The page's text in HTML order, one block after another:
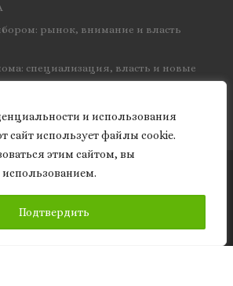
и использования
сайт использует файлы cookie.
этим сайтом, вы
использованием.
Подтвердить
рынок, внимание и власть
специализация, власть и новые
of science– Все права защищены